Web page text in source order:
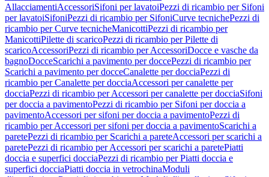
AllacciamentiAccessoriSifoni per lavatoiPezzi di ricambio per Sifoni
per lavatoiSifoniPezzi di ricambio per SifoniCurve tecnichePezzi di
ricambio per Curve tecnicheManicottiPezzi di ricambio per
ManicottiPilette di scaricoPezzi di ricambio per Pilette di
scaricoAccessoriPezzi di ricambio per AccessoriDocce e vasche da
bagnoDocceScarichi a pavimento per doccePezzi di ricambio per
Scarichi a pavimento per docceCanalette per docciaPezzi di
ricambio per Canalette per docciaAccessori per canalette per
docciaPezzi di ricambio per Accessori per canalette per docciaSifoni
per doccia a pavimentoPezzi di ricambio per Sifoni per doccia a
pavimentoAccessori per sifoni per doccia a pavimentoPezzi di
ricambio per Accessori per sifoni per doccia a pavimentoScarichi a
paretePezzi di ricambio per Scarichi a pareteAccessori per scarichi a
paretePezzi di ricambio per Accessori per scarichi a paretePiatti
doccia e superfici docciaPezzi di ricambio per Piatti doccia e
superfici docciaPiatti doccia in vetrochinaModuli